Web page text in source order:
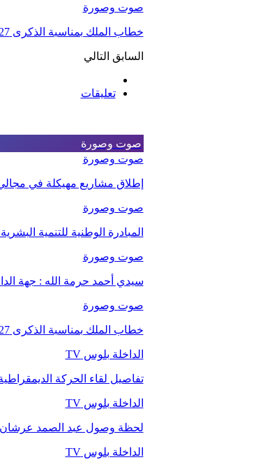
صوت وصورة
خطاب الملك بمناسبة الذكرى 27 لعيد العرش.
السابق التالي
تعليقات
صوت وصورة
صوت وصورة
إطلاق مشاريع مهيكلة في مجالي
صوت وصورة
المبادرة الوطنية للتنمية
صوت وصورة
سيدي أحمد حرمة الله : جهة
صوت وصورة
خطاب الملك بمناسبة الذكرى 27 لعيد العرش.
الداخلة بلوس TV
تفاصيل لقاء الحركة
الداخلة بلوس TV
لحظة وصول عبد الصمد عرشان
الداخلة بلوس TV